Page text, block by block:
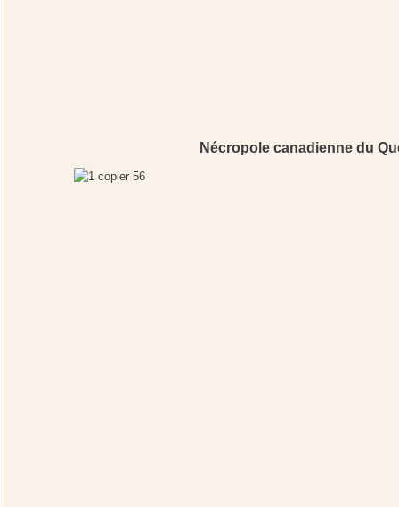
Nécropole canadienne du